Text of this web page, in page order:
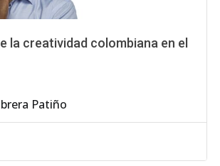
la creatividad colombiana en el
Patiño